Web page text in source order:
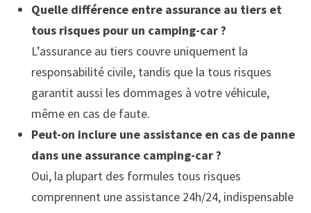
Quelle différence entre assurance au tiers et
tous risques pour un camping-car ?
L’assurance au tiers couvre uniquement la
responsabilité civile, tandis que la tous risques
garantit aussi les dommages à votre véhicule,
même en cas de faute.
Peut-on inclure une assistance en cas de panne
dans une assurance camping-car ?
Oui, la plupart des formules tous risques
comprennent une assistance 24h/24, indispensable